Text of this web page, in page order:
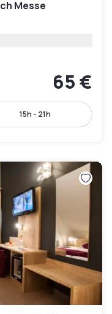
Messe
65 €
15h - 21h